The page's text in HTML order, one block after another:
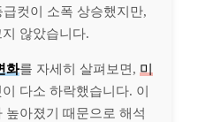
급컷이 소폭 상승했지만,
않았습니다.
화를 자세히 살펴보면, 미
다소 하락했습니다. 이
높아졌기 때문으로 해석